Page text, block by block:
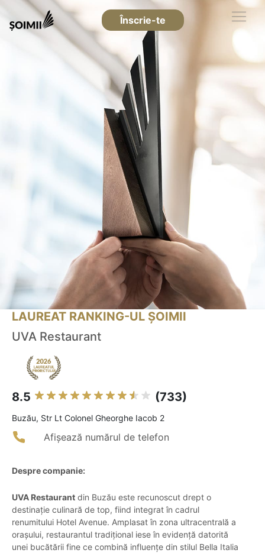
Înscrie-te
LAUREAT RANKING-UL ȘOIMII
UVA Restaurant
8.5 (733)
Buzău, Str Lt Colonel Gheorghe Iacob 2
Afișează numărul de telefon
Despre companie:
UVA Restaurant din Buzău este recunoscut drept o
destinație culinară de top, fiind integrat în cadrul
renumitului Hotel Avenue. Amplasat în zona ultracentrală a
orașului, restaurantul tradițional iese în evidență datorită
unei bucătării fine ce combină influențe din stilul Bella Italia